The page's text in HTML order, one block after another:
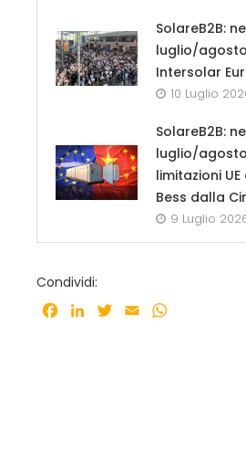
SolareB2B:
luglio/
Intersolar
10 Luglio
SolareB2B:
luglio/
limitazioni
Bess dalla
9 Luglio
Condividi:
Facebook
LinkedInTwitter
Email